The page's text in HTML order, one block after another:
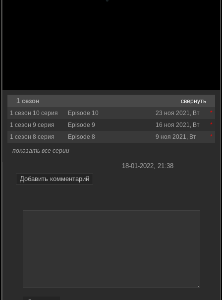
1 сезон
свернуть
1 сезон 10 серия
Episode 10
23 ноя 2021, Вт
1 сезон 9 серия
Episode 9
16 ноя 2021, Вт
1 сезон 8 серия
Episode 8
9 ноя 2021, Вт
показать все серии
Добавить комментарий
18-01-2022, 21:38